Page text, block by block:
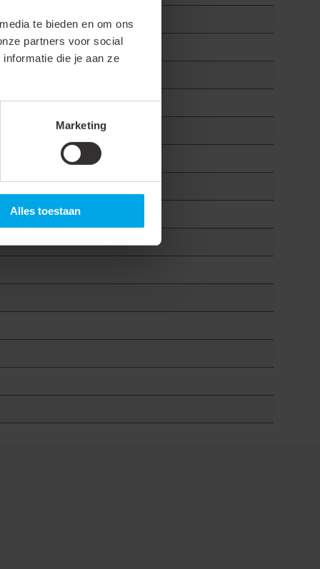
te bieden en om ons
partners voor social
die je aan ze
Marketing
Alles toestaan